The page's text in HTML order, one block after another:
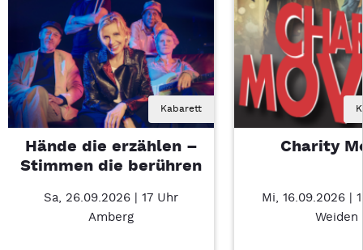
Kabarett
Hände die erzählen –
Stimmen die berühren
Sa, 26.09.2026 | 17 Uhr
Amberg
Charity
Mi, 16.09.2026 |
Weiden